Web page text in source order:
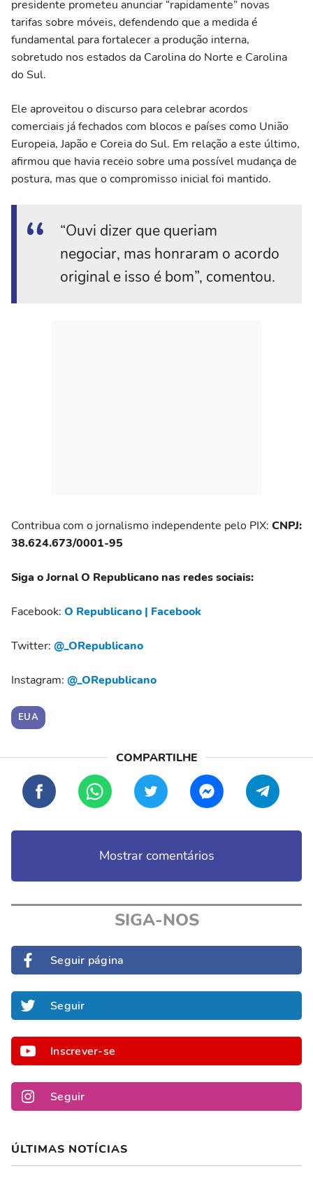
presidente prometeu anunciar “rapidamente” novas
tarifas sobre móveis, defendendo que a medida é
fundamental para fortalecer a produção interna,
sobretudo nos estados da Carolina do Norte e Carolina
do Sul.
Ele aproveitou o discurso para celebrar acordos
comerciais já fechados com blocos e países como União
Europeia, Japão e Coreia do Sul. Em relação a este último,
afirmou que havia receio sobre uma possível mudança de
postura, mas que o compromisso inicial foi mantido.
“Ouvi dizer que queriam
negociar, mas honraram o acordo
original e isso é bom”, comentou.
Contribua com o jornalismo independente pelo PIX: CNPJ:
38.624.673/0001-95
Siga o Jornal O Republicano nas redes sociais:
Facebook: O Republicano | Facebook
Twitter: @_ORepublicano
Instagram: @_ORepublicano
EUA
Mostrar comentários
SIGA-NOS
Seguir página
Seguir
Inscrever-se
Seguir
ÚLTIMAS NOTÍCIAS